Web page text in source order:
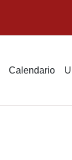
Calendario